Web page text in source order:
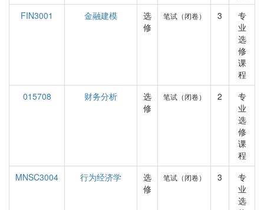
FIN3001
金融建模
选
修
笔试（闭卷） 3
专
业
选
修
课
程
015708
财务分析
选
修
笔试（闭卷） 2
专
业
选
修
课
程
MNSC3004
行为经济学
选
修
笔试（闭卷） 3
专
业
选